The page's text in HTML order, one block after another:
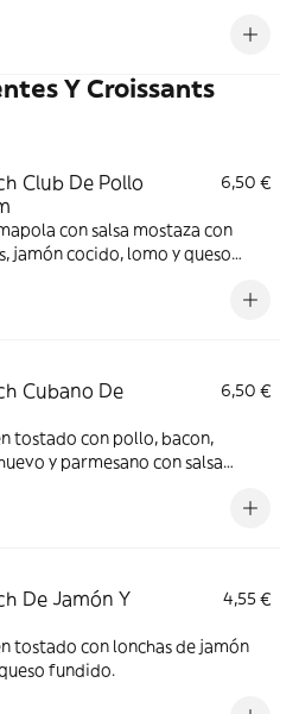
Y Croissants
Club De Pollo
6,50 €
con salsa mostaza con
jamón cocido, lomo y queso
Cubano De
6,50 €
tostado con pollo, bacon,
y parmesano con salsa
De Jamón Y
4,55 €
tostado con lonchas de jamón
fundido.